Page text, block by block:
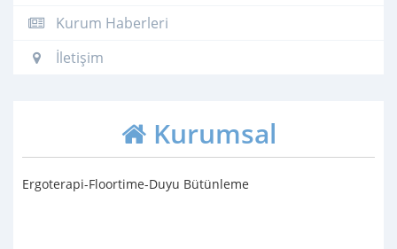
Kurum Haberleri
İletişim
Kurumsal
Ergoterapi-Floortime-Duyu Bütünleme